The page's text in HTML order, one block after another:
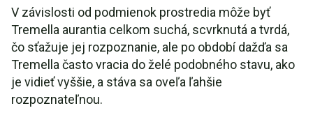
V závislosti od podmienok prostredia môže byť
Tremella aurantia celkom suchá, scvrknutá a tvrdá,
čo sťažuje jej rozpoznanie, ale po období dažďa sa
Tremella často vracia do želé podobného stavu, ako
je vidieť vyššie, a stáva sa oveľa ľahšie
rozpoznateľnou.